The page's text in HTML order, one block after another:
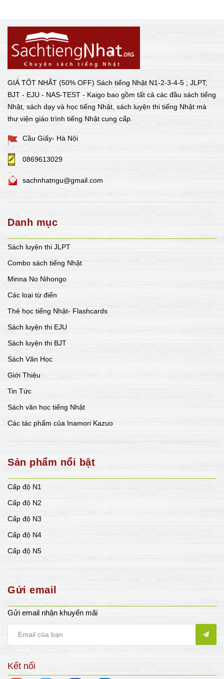
GIÁ TỐT NHẤT (50% OFF) Sách tiếng Nhật N1-2-3-4-5 ; JLPT;
BJT - EJU - NAS-TEST - Kaigo bao gồm tất cả các đầu sách tiếng
Nhật, sách dạy và học tiếng Nhật, sách luyện thi tiếng Nhật mà
thư viện giáo trình tiếng Nhật cung cấp.
Cầu Giấy- Hà Nội
0869613029
sachnhatngu@gmail.com
Danh mục
Sách luyện thi JLPT
Combo sách tiếng Nhật
Minna No Nihongo
Các loại từ điển
Thẻ học tiếng Nhật- Flashcards
Sách luyện thi EJU
Sách luyện thi BJT
Sách Văn Học
Giới Thiệu
Tin Tức
Sách văn học tiếng Nhật
Các tác phẩm của Inamori Kazuo
Sản phẩm nổi bật
Cấp độ N1
Cấp độ N2
Cấp độ N3
Cấp độ N4
Cấp độ N5
Gửi email
Gửi email nhận khuyến mãi
Kết nối